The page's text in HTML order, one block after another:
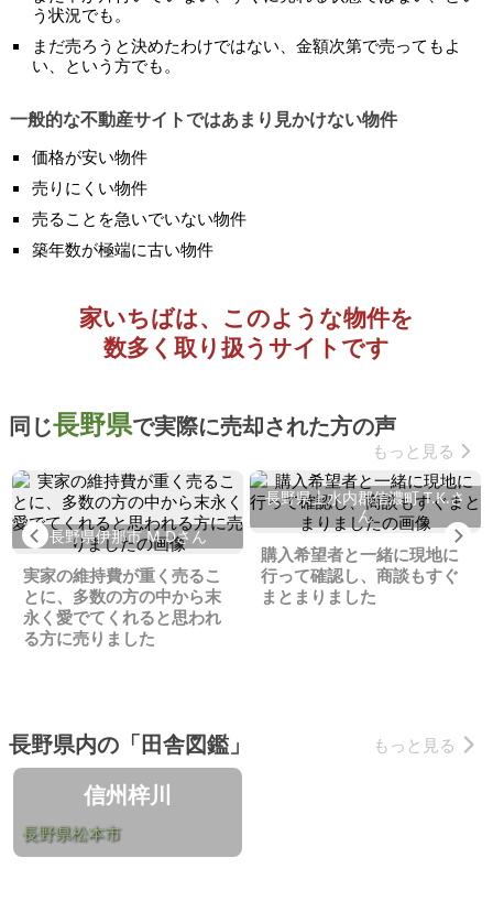
う状況でも。
まだ売ろうと決めたわけではない、金額次第で売ってもよ
い、という方でも。
一般的な不動産サイトではあまり見かけない物件
価格が安い物件
売りにくい物件
売ることを急いでいない物件
築年数が極端に古い物件
家いちばは、このような物件を
数多く取り扱うサイトです
同じ長野県で実際に売却された方の声
もっと見る
Previous
長野県伊那市 M.Dさん
実家の維持費が重く売るこ
とに、多数の方の中から末
永く愛でてくれると思われ
る方に売りました
長野県上水内郡信濃町 T.K.さ
ん
購入希望者と一緒に現地に
行って確認し、商談もすぐ
まとまりました
長野県内の「田舎図鑑」 もっと見る
信州梓川
長野県松本市